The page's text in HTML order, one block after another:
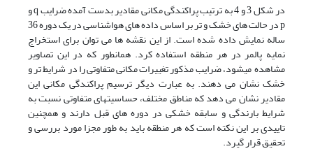
در شکل 3 و 4 به ترتیب پراکندگی مکانی مقادیر بدست آمده ضرایب q و
p در حالت های خشک و تر بر اساس داده های هواشناسی در یک دوره 36
ساله نمایش داده شده است. از این نقشه ها می توان برای استخراج
نمایه پالمر در هر منطقه استفاده کرد. همانطور که در این تصاویر
مشاهده میشود، ضرایب مذکور تغییرات مکانی متفاوتی را در شرایط تر و
خشک نشان می دهند. به عبارت دیگر ترسیم پراکندگی مکانی این
مقادیر نشان می دهد که مناطق مختلف، حساسیت­های متفاوتی نسبت به
شرایط بارندگی و سابقه خشکی در دوره های قبل دارند و همچنین
تاییدی بر این نکته است که هر منطقه باید به طور مجزا مورد بررسی و
تحقیق قرار گیرد.